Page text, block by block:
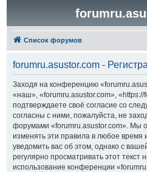
Список форумов
forumru.asustor.com -
Заходя на конференцию
«наш», «forumru.asustor.com», «https://
подтверждаете своё согласие со
согласны с ними, пожалуйста, не
форумами «forumru.asustor.com». Мы
изменять эти правила в любое время
уведомить вас об этом, однако с
регулярно просматривать этот текст
использование конференции